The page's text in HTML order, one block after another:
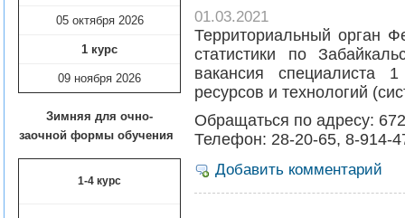
05 октября 2026
1 курс
09 ноября 2026
Зимняя для очно-
заочной формы обучения
1-4 курс
01.03.2021
Территориальный орган
статистики по
вакансия специалиста
ресурсов и технологий
Обращаться по адресу:
Телефон: 28-20-65, 8-914-
Добавить комментарий